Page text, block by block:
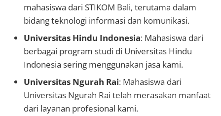
mahasiswa dari STIKOM Bali, terutama dalam
bidang teknologi informasi dan komunikasi.
Universitas Hindu Indonesia: Mahasiswa dari
berbagai program studi di Universitas Hindu
Indonesia sering menggunakan jasa kami.
Universitas Ngurah Rai: Mahasiswa dari
Universitas Ngurah Rai telah merasakan manfaat
dari layanan profesional kami.